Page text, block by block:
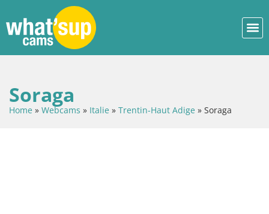
Soraga
Home » Webcams » Italie » Trentin-Haut Adige » Soraga